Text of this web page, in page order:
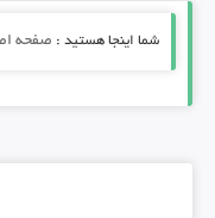
شما اینجا هستید : صفحه